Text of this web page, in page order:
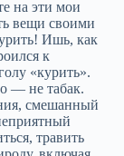
на эти мои
вещи своими
Ишь, как
к
«курить».
— не табак.
смешанный
травить